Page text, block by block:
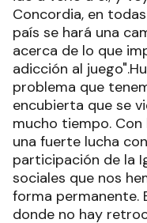
Concordia, en
país se hará una
acerca de lo que
adicción al
problema que
encubierta que se
mucho tiempo.
una fuerte lucha
participación de la
sociales que nos
forma permanente.
donde no hay